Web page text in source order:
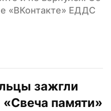
«ВКонтакте» ЕДДС
зажгли
«Свеча памяти»